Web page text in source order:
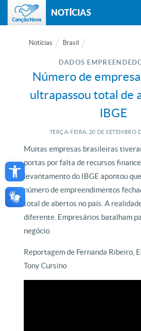
Open toolbar
NOTÍCIAS
Notícias Brasil
DADOS
Número de
ultrapassou total de
IBGE
TERÇA-FEIRA, 20 DE SETEMBRO
Muitas empresas brasileiras
portas por falta de recursos
levantamento do IBGE apontou
número de empreendimentos
total de abertos no país. A
diferente. Empresários batalham
negócio.
Reportagem de Fernanda Ribeiro,
Tony Cursino